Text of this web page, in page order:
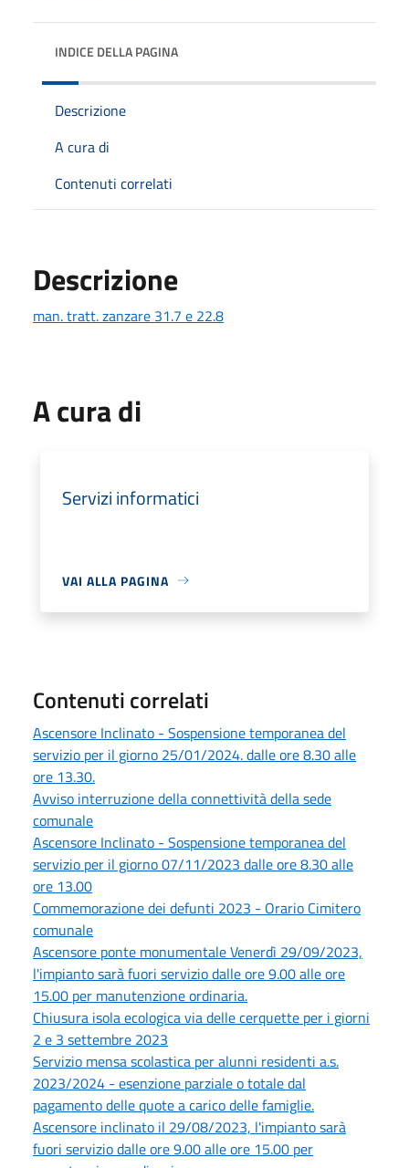
INDICE DELLA PAGINA
Descrizione
A cura di
Contenuti correlati
Descrizione
man. tratt. zanzare 31.7 e 22.8
A cura di
Servizi informatici
VAI ALLA PAGINA
Contenuti correlati
Ascensore Inclinato - Sospensione temporanea del
servizio per il giorno 25/01/2024. dalle ore 8.30 alle
ore 13.30.
Avviso interruzione della connettività della sede
comunale
Ascensore Inclinato - Sospensione temporanea del
servizio per il giorno 07/11/2023 dalle ore 8.30 alle
ore 13.00
Commemorazione dei defunti 2023 - Orario Cimitero
comunale
Ascensore ponte monumentale Venerdì 29/09/2023,
l'impianto sarà fuori servizio dalle ore 9.00 alle ore
15.00 per manutenzione ordinaria.
Chiusura isola ecologica via delle cerquette per i giorni
2 e 3 settembre 2023
Servizio mensa scolastica per alunni residenti a.s.
2023/2024 - esenzione parziale o totale dal
pagamento delle quote a carico delle famiglie.
Ascensore inclinato il 29/08/2023, l'impianto sarà
fuori servizio dalle ore 9.00 alle ore 15.00 per